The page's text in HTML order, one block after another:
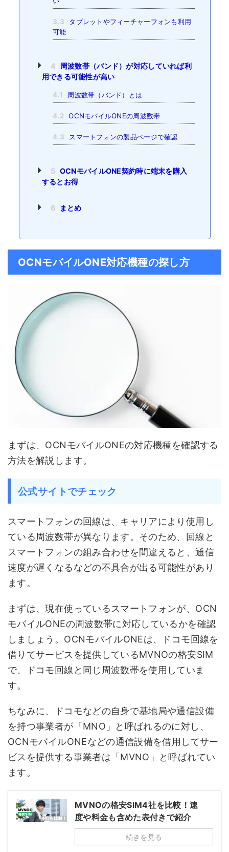
3.3
タブレットやフィーチャーフォンも利用
可能
4
周波数帯（バンド）が対応していれば利
用できる可能性が高い
4.1 周波数帯（バンド）とは
4.2 OCNモバイルONEの周波数帯
4.3 スマートフォンの製品ページで確認
5 OCNモバイルONE契約時に端末を購入
するとお得
6 まとめ
OCNモバイルONE対応機種の探し方
まずは、OCNモバイルONEの対応機種を確認する
方法を解説します。
公式サイトでチェック
スマートフォンの回線は、キャリアにより使用し
ている周波数帯が異なります。そのため、回線と
スマートフォンの組み合わせを間違えると、通信
速度が遅くなるなどの不具合が出る可能性があり
ます。
まずは、現在使っているスマートフォンが、OCN
モバイルONEの周波数帯に対応しているかを確認
しましょう。OCNモバイルONEは、ドコモ回線を
借りてサービスを提供しているMVNOの格安SIM
で、ドコモ回線と同じ周波数帯を使用していま
す。
ちなみに、ドコモなどの自身で基地局や通信設備
を持つ事業者が「MNO」と呼ばれるのに対し、
OCNモバイルONEなどの通信設備を借用してサー
ビスを提供する事業者は「MVNO」と呼ばれてい
ます。
MVNOの格安SIM4社を比較！速
度や料金も含めた表付きで紹介
続きを見る